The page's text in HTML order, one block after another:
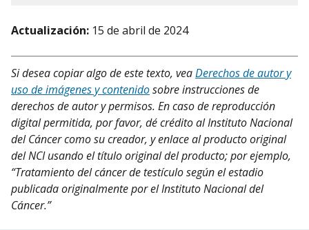
Actualización: 15 de abril de 2024
Si desea copiar algo de este texto, veaDerechos de autor y
uso de imágenes y contenidosobre instrucciones de
derechos de autor y permisos. En caso de reproducción
digital permitida, por favor, dé crédito al Instituto Nacional
del Cáncer como su creador, y enlace al producto original
del NCI usando el título original del producto; por ejemplo,
“Tratamiento del cáncer de testículo según el estadio
publicada originalmente por el Instituto Nacional del
Cáncer.”